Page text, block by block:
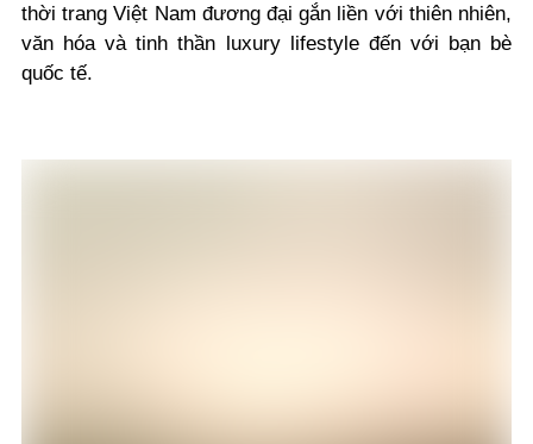
thời trang Việt Nam đương đại gắn liền với thiên nhiên,
văn hóa và tinh thần luxury lifestyle đến với bạn bè
quốc tế.